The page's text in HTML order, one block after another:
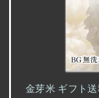
金芽米 ギフト